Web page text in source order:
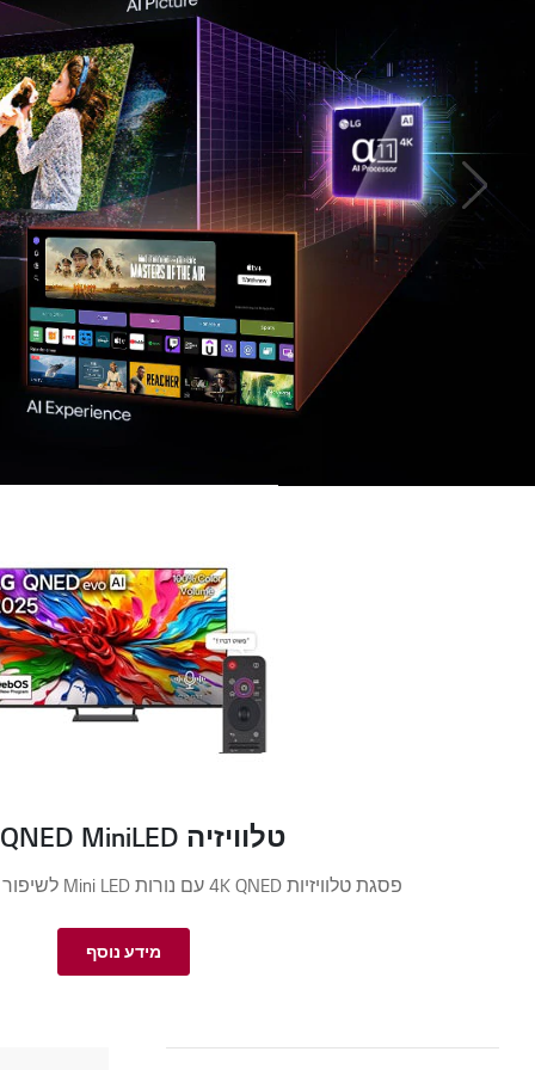
טלוויזיה 4K QNED MiniLED
פסגת טלוויזיות 4K QNED עם נורות Mini LED לשיפור הבהירות והניגודיות.
מידע נוסף